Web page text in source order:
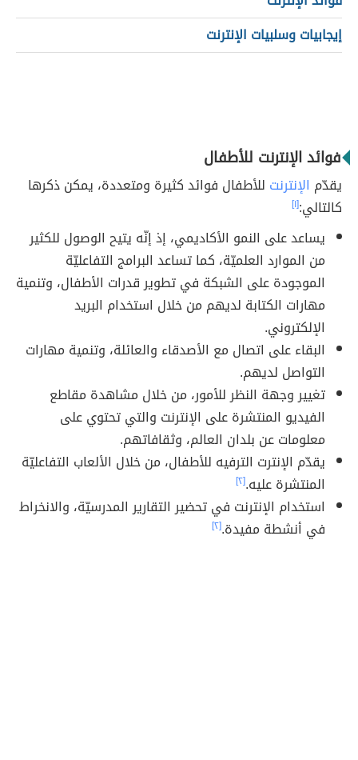
إيجابيات وسلبيات الإنترنت
فوائد الإنترنت للأطفال
يقدّم الإنترنت للأطفال فوائد كثيرة ومتعددة، يمكن ذكرها
كالتالي:[١]
يساعد على النمو الأكاديمي، إذ إنّه يتيح الوصول للكثير
من الموارد العلميّة، كما تساعد البرامج التفاعليّة
الموجودة على الشبكة في تطوير قدرات الأطفال، وتنمية
مهارات الكتابة لديهم من خلال استخدام البريد
الإلكتروني.
البقاء على اتصال مع الأصدقاء والعائلة، وتنمية مهارات
التواصل لديهم.
تغيير وجهة النظر للأمور، من خلال مشاهدة مقاطع
الفيديو المنتشرة على الإنترنت والتي تحتوي على
معلومات عن بلدان العالم، وثقافاتهم.
يقدّم الإنترت الترفيه للأطفال، من خلال الألعاب التفاعليّة
المنتشرة عليه.[٢]
استخدام الإنترنت في تحضير التقارير المدرسيّة، والانخراط
في أنشطة مفيدة.[٢]